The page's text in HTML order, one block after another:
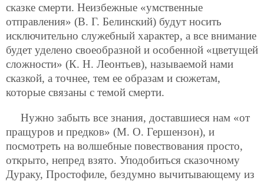
сказке смерти. Неизбежные «умственные
отправления» (В. Г. Белинский) будут носить
исключительно служебный характер, а все внимание
будет уделено своеобразной и особенной «цветущей
сложности» (К. Н. Леонтьев), называемой нами
сказкой, а точнее, тем ее образам и сюжетам,
которые связаны с темой смерти.
Нужно забыть все знания, доставшиеся нам «от
пращуров и предков» (М. О. Гершензон), и
посмотреть на волшебные повествования просто,
открыто, непред взято. Уподобиться сказочному
Дураку, Простофиле, бездумно вычитывающему из